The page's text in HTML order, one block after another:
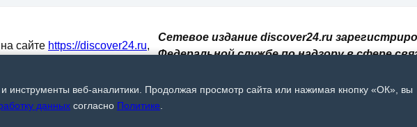
Сетевое издание discover24.ru
Федеральной службе по надзору в сфере
коммуникаций (Роскомнадзор).
номер: ЭЛ № ФС 77 - 73793.
сайте https://discover24.ru,
2015-2026, 18+🔞
инструменты веб-аналитики. Продолжая просмотр сайта или нажимая кнопку «ОК», вы
данных согласно Политике